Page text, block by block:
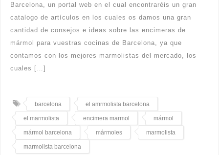
Barcelona, un portal web en el cual encontraréis un gran
catalogo de artículos en los cuales os damos una gran
cantidad de consejos e ideas sobre las encimeras de
mármol para vuestras cocinas de Barcelona, ya que
contamos con los mejores marmolistas del mercado, los
cuales […]
barcelona el amrmolista barcelona
el marmolista encimera marmol mármol
mármol barcelona mármoles marmolista
marmolista barcelona